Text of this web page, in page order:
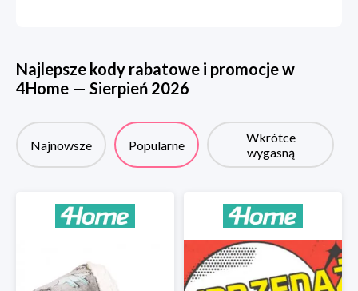
Najlepsze kody rabatowe i promocje w
4Home — Sierpień 2026
Najnowsze Popularne
Wkrótce
wygasną